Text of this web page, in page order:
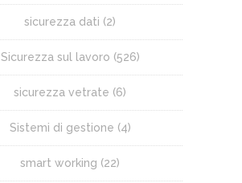
sicurezza dati (2)
Sicurezza sul lavoro (526)
sicurezza vetrate (6)
Sistemi di gestione (4)
smart working (22)